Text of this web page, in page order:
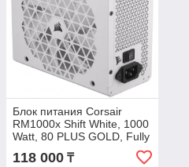
Блок питания Corsair
RM1000x Shift White, 1000
Watt, 80 PLUS GOLD, Fully
Modular (CP-9020275-EU)
118 000 ₸